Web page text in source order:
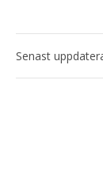
Senast